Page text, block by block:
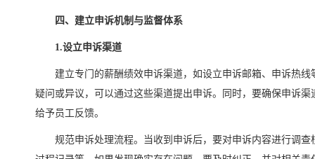
四、建立申诉机制与监督体系
1.设立申诉渠道
建立专门的薪酬绩效申诉渠道，如设立申诉邮箱、申诉热
疑问或异议，可以通过这些渠道提出申诉。同时，要确保申诉
给予员工反馈。
规范申诉处理流程。当收到申诉后，要对申诉内容进行调